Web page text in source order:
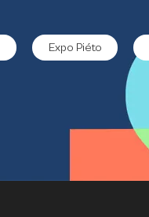
Expo Piéto